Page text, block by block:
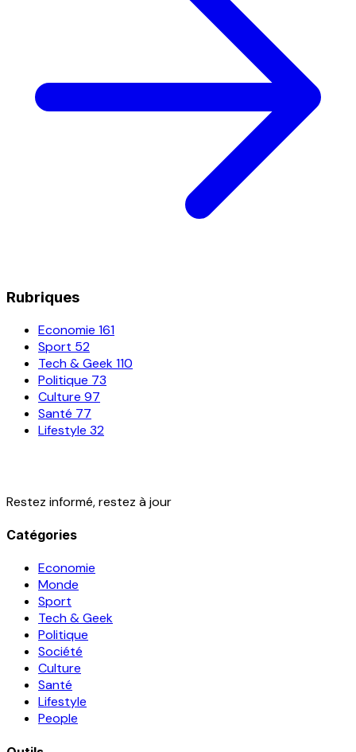
Rubriques
Economie 161
Sport 52
Tech & Geek110
Politique 73
Culture 97
Santé 77
Lifestyle 32
Restez informé, restez à jour
Catégories
Economie
Monde
Sport
Tech & Geek
Politique
Société
Culture
Santé
Lifestyle
People